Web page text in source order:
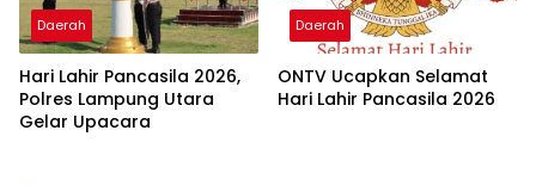
Daerah
Hari Lahir Pancasila 2026,
Polres Lampung Utara
Gelar Upacara
Daerah
ONTV Ucapkan Selamat
Hari Lahir Pancasila 2026